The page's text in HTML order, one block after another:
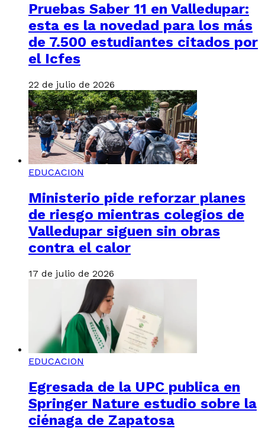
Pruebas Saber 11 en Valledupar:
esta es la novedad para los más
de 7.500 estudiantes citados por
el Icfes
22 de julio de 2026
EDUCACION
Ministerio pide reforzar planes
de riesgo mientras colegios de
Valledupar siguen sin obras
contra el calor
17 de julio de 2026
EDUCACION
Egresada de la UPC publica en
Springer Nature estudio sobre la
ciénaga de Zapatosa